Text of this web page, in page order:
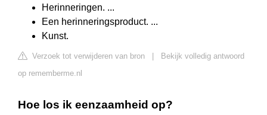
Herinneringen. ...
Een herinneringsproduct. ...
Kunst.
Verzoek tot verwijderen van bron
Bekijk volledig antwoord
op rememberme.nl
Hoe los ik eenzaamheid op?